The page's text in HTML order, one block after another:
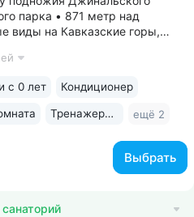
парка • 871 метр над
виды на Кавказские горы,
площадки Кисловодска •
Выбрать
с 0 лет Кондиционер
Тренажерный зал ещё 2